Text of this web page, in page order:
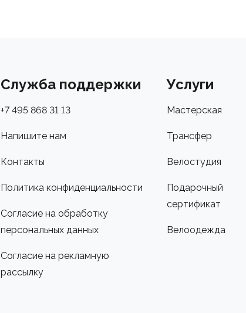
Служба поддержки
+7 495 868 31 13
Напишите нам
Контакты
Политика конфиденциальности
Согласие на обработку
персональных данных
Согласие на рекламную
рассылку
Услуги
Мастерская
Трансфер
Велостудия
Подарочный
сертификат
Велоодежда